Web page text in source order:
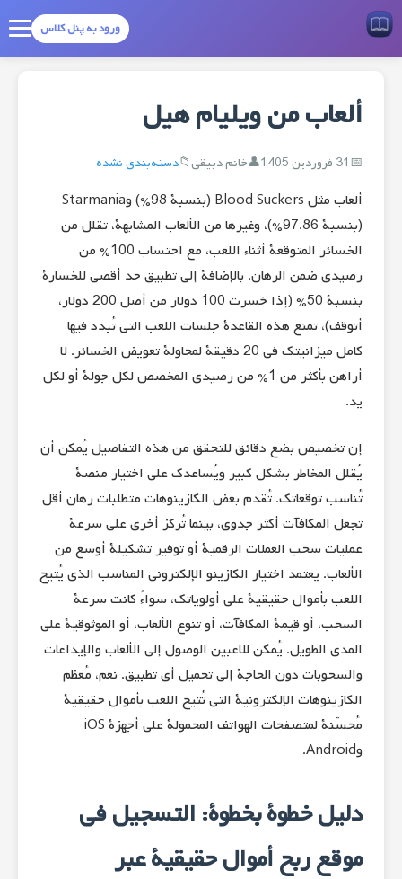
ورود به پنل کلاس
ألعاب من ويليام هيل
31 فروردین 1405 خانم دبیقی دسته‌بندی نشده
ألعاب مثل Blood Suckers (بنسبة 98%) وStarmania
(بنسبة 97.86%)، وغيرها من الألعاب المشابهة، تقلل من
الخسائر المتوقعة أثناء اللعب، مع احتساب 100% من
رصيدي ضمن الرهان. بالإضافة إلى تطبيق حد أقصى للخسارة
بنسبة 50% (إذا خسرت 100 دولار من أصل 200 دولار،
أتوقف)، تمنع هذه القاعدة جلسات اللعب التي تُبدد فيها
كامل ميزانيتك في 20 دقيقة لمحاولة تعويض الخسائر.
لا
أراهن بأكثر من 1% من رصيدي المخصص لكل جولة أو لكل
يد.
إن تخصيص بضع دقائق للتحقق من هذه التفاصيل يُمكن أن
يُقلل المخاطر بشكل كبير ويُساعدك على اختيار منصة
تُناسب توقعاتك. تُقدم بعض الكازينوهات متطلبات رهان أقل
تجعل المكافآت أكثر جدوى، بينما تُركز أخرى على سرعة
عمليات سحب العملات الرقمية أو توفير تشكيلة أوسع من
الألعاب. يعتمد اختيار الكازينو الإلكتروني المناسب الذي يُتيح
اللعب بأموال حقيقية على أولوياتك، سواءً كانت سرعة
السحب، أو قيمة المكافآت، أو تنوع الألعاب، أو الموثوقية على
المدى الطويل. يُمكن للاعبين الوصول إلى الألعاب والإيداعات
والسحوبات دون الحاجة إلى تحميل أي تطبيق. نعم، مُعظم
الكازينوهات الإلكترونية التي تُتيح اللعب بأموال حقيقية
مُحسّنة لمتصفحات الهواتف المحمولة على أجهزة iOS
وAndroid.
دليل خطوة بخطوة: التسجيل في
موقع ربح أموال حقيقية عبر